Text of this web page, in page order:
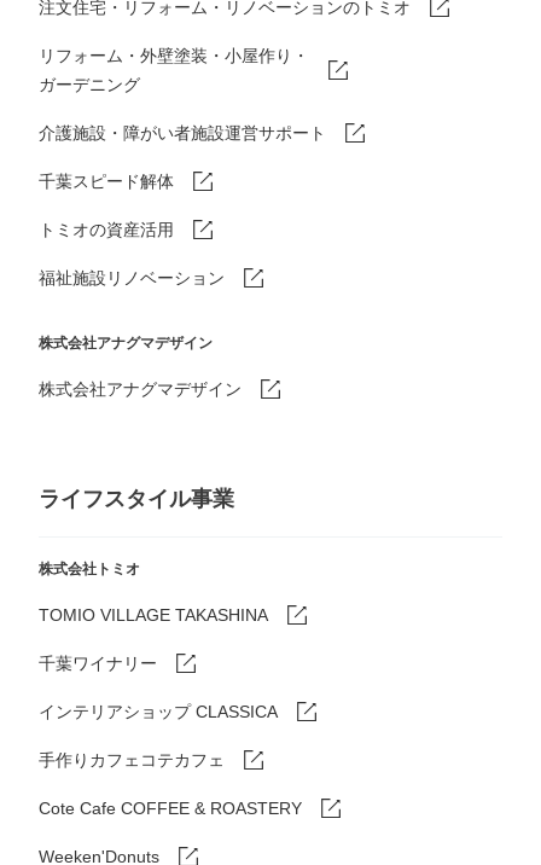
注文住宅・リフォーム・リノベーションのトミオ
リフォーム・外壁塗装・小屋作り・
ガーデニング
介護施設・障がい者施設運営サポート
千葉スピード解体
トミオの資産活用
福祉施設リノベーション
株式会社アナグマデザイン
株式会社アナグマデザイン
ライフスタイル事業
株式会社トミオ
TOMIO VILLAGE TAKASHINA
千葉ワイナリー
インテリアショップ CLASSICA
手作りカフェコテカフェ
Cote Cafe COFFEE & ROASTERY
Weeken'Donuts